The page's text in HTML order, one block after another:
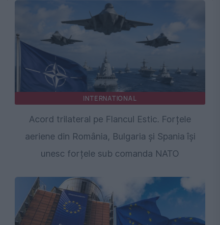
INTERNATIONAL
Acord trilateral pe Flancul Estic. Forțele
aeriene din România, Bulgaria și Spania își
unesc forțele sub comanda NATO